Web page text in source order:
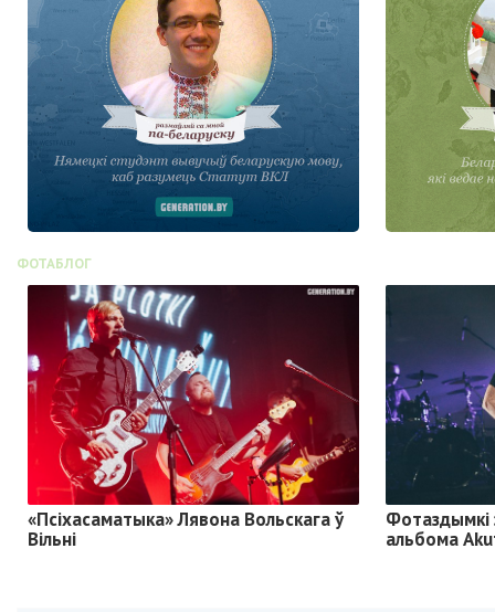
ФОТАБЛОГ
«Псіхасаматыка» Лявона Вольскага ў
Вільні
Фотаздымкі
альбома